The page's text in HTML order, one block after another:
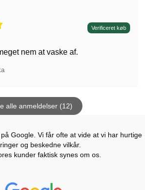
af 5, Verificeret køb
nem at vaske af.
alle anmeldelser (12)
Google. Vi får ofte at vide at vi har hurtige
og beskedne vilkår.
kunder faktisk synes om os.
Prisjakt Anmeldelser: 4.7 Stjerne